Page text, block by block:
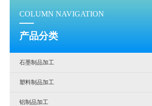
COLUMN NAVIGATION
产品分类
石墨制品加工
塑料制品加工
铝制品加工